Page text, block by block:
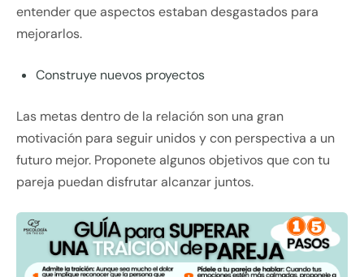
entender que aspectos estaban desgastados para
mejorarlos.
Construye nuevos proyectos
Las metas dentro de la relación son una gran
motivación para seguir unidos y con perspectiva a un
futuro mejor. Proponete algunos objetivos que con tu
pareja puedan disfrutar alcanzar juntos.